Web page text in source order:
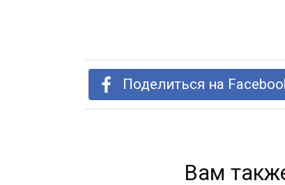
Поделиться на
Вам